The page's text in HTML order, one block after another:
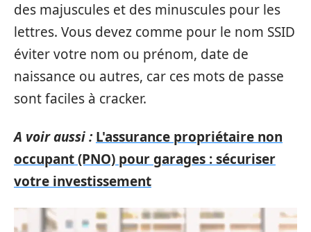
des majuscules et des minuscules pour les
lettres. Vous devez comme pour le nom SSID
éviter votre nom ou prénom, date de
naissance ou autres, car ces mots de passe
sont faciles à cracker.
A voir aussi : L'assurance propriétaire non
occupant (PNO) pour garages : sécuriser
votre investissement